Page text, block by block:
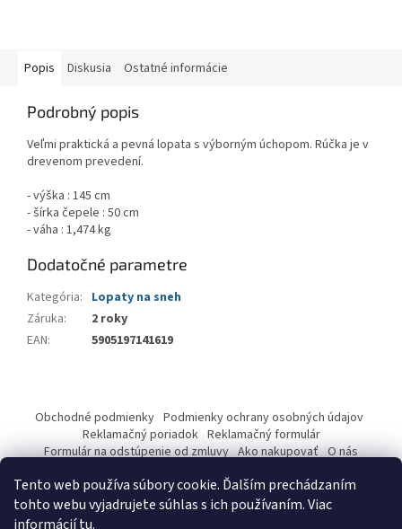
Tento web používa súbory cookie. Ďalším prechádzaním
tohto webu vyjadrujete súhlas s ich používaním. Viac
informáciítu.
Popis Diskusia Ostatné informácie
Podrobný popis
Veľmi praktická a pevná lopata s výborným úchopom. Rúčka je v
drevenom prevedení.
- výška : 145 cm
- šírka čepele : 50 cm
- váha : 1,474 kg
Dodatočné parametre
Kategória: Lopaty na sneh
Záruka:
2 roky
EAN: 5905197141619
ä
Obchodné podmienky Podmienky ochrany osobných údajov
Reklamačný poriadok Reklamačný formulár
Formulár na odstúpenie od zmluvy Ako nakupovať O nás